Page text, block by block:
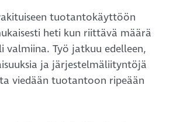
tuotantokäyttöön
heti kun riittävä määrä
valmiina. Työ jatkuu edelleen,
ja järjestelmäliityntöjä
viedään tuotantoon ripeään